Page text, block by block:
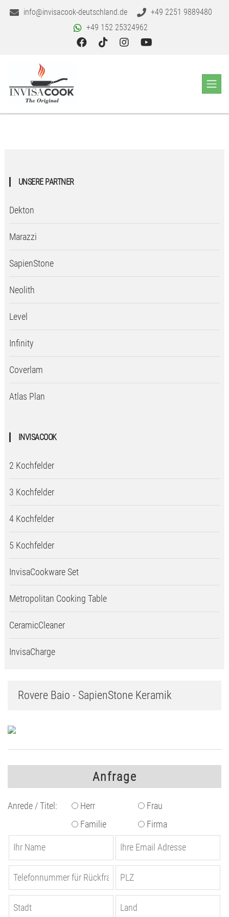
info@invisacook-deutschland.de
+49 2251 9889480
+49 152 25324962
UNSERE PARTNER
Dekton
Marazzi
SapienStone
Neolith
Level
Infinity
Coverlam
Atlas Plan
INVISACOOK
2 Kochfelder
3 Kochfelder
4 Kochfelder
5 Kochfelder
InvisaCookware Set
Metropolitan Cooking Table
CeramicCleaner
InvisaCharge
Rovere Baio - SapienStone Keramik
Anfrage
Anrede / Titel: Herr
Frau
Familie
Firma